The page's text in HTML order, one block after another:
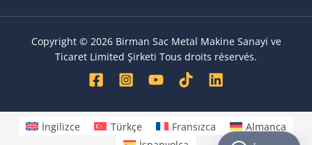
Copyright © 2026 Birman Sac Metal Makine Sanayi ve
Ticaret Limited Şirketi Tous droits réservés.
İngilizce Türkçe Fransızca
Almanca